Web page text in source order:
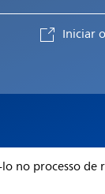
Iniciar
no processo de